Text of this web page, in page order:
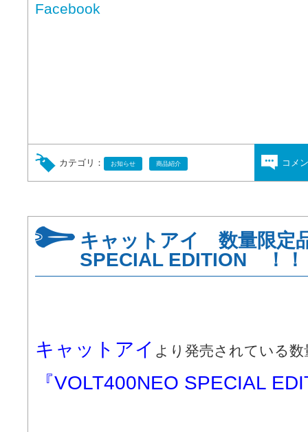
Facebook
カテゴリ： お知らせ 商品紹介 コメ
キャットアイ 数量限定
SPECIAL EDITION ！！
キャットアイ より発売されている
『VOLT400NEO SPECIAL